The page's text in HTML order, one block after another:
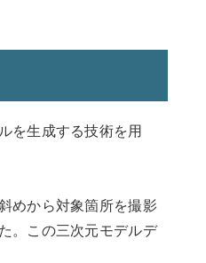
を生成する技術を用
めから対象箇所を撮影
。この三次元モデルデ